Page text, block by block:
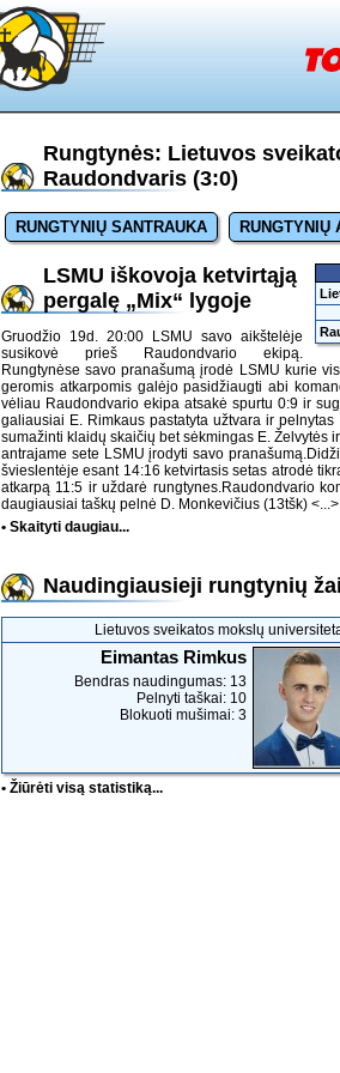
Rungtynės: Lietuvos
Raudondvaris (3:0)
RUNGTYNIŲ SANTRAUKA RUNGTYNIŲ
LSMU iškovoja ketvirtąją
pergalę „Mix“ lygoje
Gruodžio 19d. 20:00 LSMU savo aikštelėje
susikovė prieš Raudondvario ekipą.
Rungtynėse savo pranašumą įrodė LSMU kurie
geromis atkarpomis galėjo pasidžiaugti abi
vėliau Raudondvario ekipa atsakė spurtu 0:9 ir
galiausiai E. Rimkaus pastatyta užtvara ir
sumažinti klaidų skaičių bet sėkmingas E. Želvytės
antrajame sete LSMU įrodyti savo
švieslentėje esant 14:16 ketvirtasis setas atrodė
atkarpą 11:5 ir uždarė rungtynes.Raudondvario
daugiausiai taškų pelnė D. Monkevičius (13tšk) <...>
• Skaityti daugiau...
Naudingiausieji rungtynių
Lietuvos sveikatos mokslų
Eimantas Rimkus
Bendras naudingumas: 13
Pelnyti taškai: 10
Blokuoti mušimai: 3
• Žiūrėti visą statistiką...